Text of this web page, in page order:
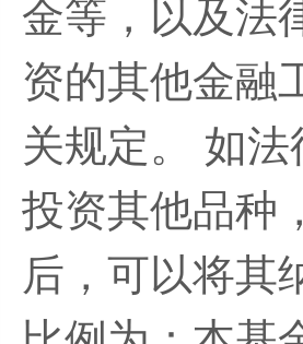
金等，以及法
资的其他金融
关规定。 如
投资其他品种
后，可以将其